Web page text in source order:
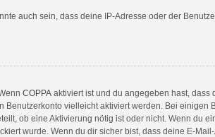
auch sein, dass deine IP-Adresse oder der
COPPA aktiviert ist und du angegeben hast, dass
vielleicht aktiviert werden. Bei einigen
ob eine Aktivierung nötig ist oder nicht. Wenn du
wurde. Wenn du dir sicher bist, dass deine E-